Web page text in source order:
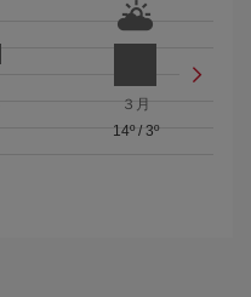
３月
14º/ 3º